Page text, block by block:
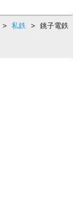
> 私鉄 >
銚子電鉄